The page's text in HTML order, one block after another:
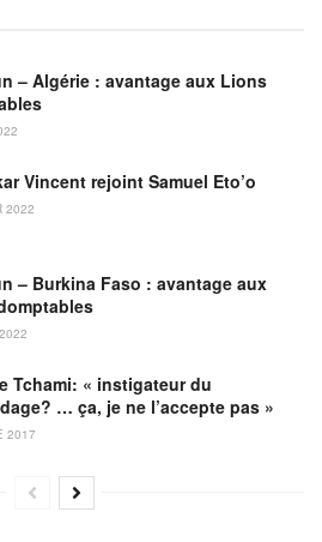
– Algérie : avantage aux Lions
Vincent rejoint Samuel Eto’o
2022
– Burkina Faso : avantage aux
Tchami: « instigateur du
… ça, je ne l’accepte pas »
2017